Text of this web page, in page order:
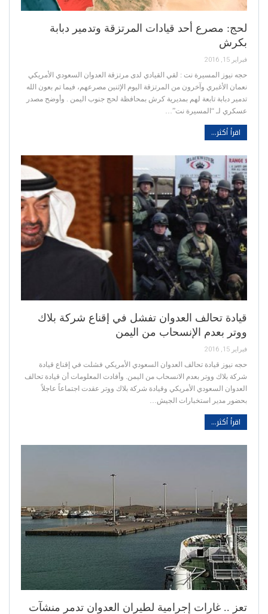
لحج: مصرع أحد قيادات المرتزقة وتدمير دبابة
بكرش
فبراير 15, 2016
حجه نيوز المسيرة نت : لقي القيادي لدى مرتزقة العدوان السعودي الأمريكي
نعمان الأغبري وآخرون من المرتزقة اليوم الإثنين مصرعهم، فيما تم بعون الله
تدمير دبابة تابعة لهم بمديرية كرش بمحافظة لحج جنوب اليمن . وأوضح مصدر
عسكري لـ “المسيرة نت”…
اقرأ أكثر...
قيادة تحالف العدوان تفشل في إقناع شركة بلاك
ووتر بعدم الإنسحاب من اليمن
فبراير 15, 2016
حجه نيوز قيادة تحالف العدوان السعودي الأمريكي فشلت في إقناع قيادة
شركة بلاك ووتر بعدم الانسحاب من اليمن. وأفادت المعلومات أن قيادة تحالف
العدوان السعودي الأمريكي وقيادة شركة بلاك ووتر عقدت اجتماعاً عاجلاً
بحضور مدير استخبارات الجيش…
اقرأ أكثر...
تعز .. غارات إجرامية لطيران العدوان تدمر منشآت